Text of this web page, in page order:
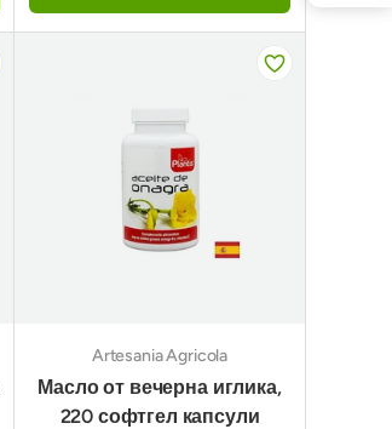
Artesania Agricola
Масло от вечерна иглика,
220 софтгел капсули